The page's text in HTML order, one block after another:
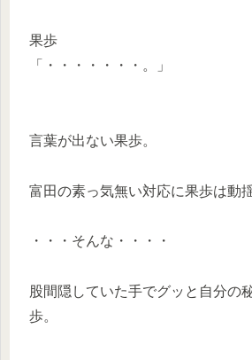
果歩
「・・・・・・・。」
言葉が出ない果歩。
富田の素っ気無い対応に果歩は動
・・・そんな・・・・
股間隠していた手でグッと自分の
歩。